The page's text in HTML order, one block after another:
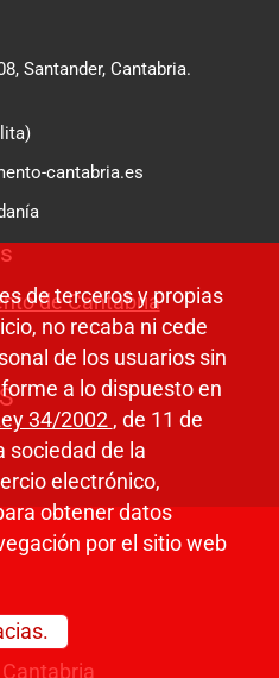
Santander, Cantabria.
cantabria.es
de Cantabria
de terceros y propias
no recaba ni cede
de los usuarios sin
a lo dispuesto en
34/2002 , de 11 de
sociedad de la
electrónico,
obtener datos
por el sitio web